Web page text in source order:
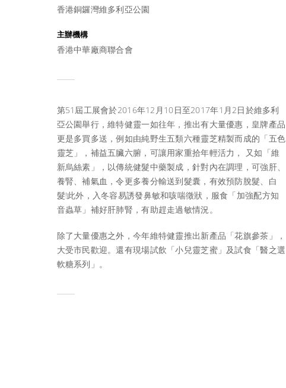
香港銅鑼灣維多利亞公園
主辦機構
香港中華廠商聯合會
第51屆工展會於2016年12月10日至2017年1月2日於維多利
亞公園舉行，維特健靈一如往年，推出有大量優惠，皇牌產品
更是多買多送，例如由純野生五類六種靈芝精製而成的「五色
靈芝」，補益五臟六腑，可讓用家重拾年輕活力， 又如「維
新烏絲素」，以傳統健髮中藥製成，針對內在調理，可強肝、
養腎、補氣血，令更多養分輸送到髮囊，有效預防脫髮、白
髮!此外，入冬容易誘發鼻敏和咳喘徵狀，服食「加強配方知
音蟲草」補好肝肺腎，有助趕走過敏情況。
除了大量優惠之外，今年維特健靈推出新產品「花旗參茶」，
大受市民歡迎。還有現場試飲「小兒靈芝蜜」及試食「醫之選
軟糖系列」。